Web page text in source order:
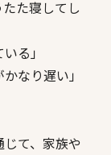
た寝してし
る」
なり遅い」
て、家族や